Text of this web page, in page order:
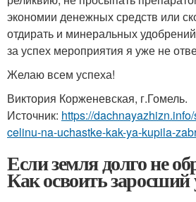
экономии денежных средств или
отдирать и минеральных
за успех мероприятия я уже не
Желаю всем успеха!
Виктория Корженевская, г.Гомель.
Источник: https://
celinu-na-uchastke-kak-ya-kupila-
Если земля долго не
Как освоить заросший